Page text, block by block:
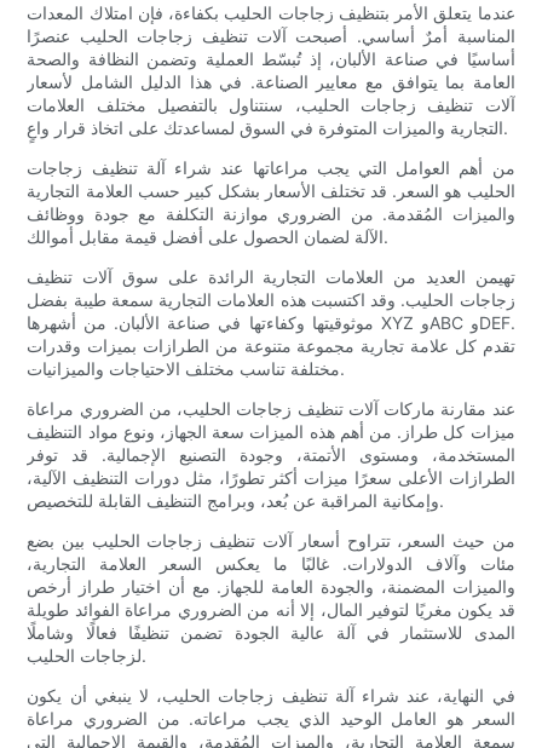
عندما يتعلق الأمر بتنظيف زجاجات الحليب بكفاءة، فإن امتلاك المعدات
المناسبة أمرٌ أساسي. أصبحت آلات تنظيف زجاجات الحليب عنصرًا
أساسيًا في صناعة الألبان، إذ تُبسّط العملية وتضمن النظافة والصحة
العامة بما يتوافق مع معايير الصناعة. في هذا الدليل الشامل لأسعار
آلات تنظيف زجاجات الحليب، سنتناول بالتفصيل مختلف العلامات
التجارية والميزات المتوفرة في السوق لمساعدتك على اتخاذ قرار واعٍ.
من أهم العوامل التي يجب مراعاتها عند شراء آلة تنظيف زجاجات
الحليب هو السعر. قد تختلف الأسعار بشكل كبير حسب العلامة التجارية
والميزات المُقدمة. من الضروري موازنة التكلفة مع جودة ووظائف
الآلة لضمان الحصول على أفضل قيمة مقابل أموالك.
تهيمن العديد من العلامات التجارية الرائدة على سوق آلات تنظيف
زجاجات الحليب. وقد اكتسبت هذه العلامات التجارية سمعة طيبة بفضل
موثوقيتها وكفاءتها في صناعة الألبان. من أشهرها XYZ وABC وDEF.
تقدم كل علامة تجارية مجموعة متنوعة من الطرازات بميزات وقدرات
مختلفة تناسب مختلف الاحتياجات والميزانيات.
عند مقارنة ماركات آلات تنظيف زجاجات الحليب، من الضروري مراعاة
ميزات كل طراز. من أهم هذه الميزات سعة الجهاز، ونوع مواد التنظيف
المستخدمة، ومستوى الأتمتة، وجودة التصنيع الإجمالية. قد توفر
الطرازات الأعلى سعرًا ميزات أكثر تطورًا، مثل دورات التنظيف الآلية،
وإمكانية المراقبة عن بُعد، وبرامج التنظيف القابلة للتخصيص.
من حيث السعر، تتراوح أسعار آلات تنظيف زجاجات الحليب بين بضع
مئات وآلاف الدولارات. غالبًا ما يعكس السعر العلامة التجارية،
والميزات المضمنة، والجودة العامة للجهاز. مع أن اختيار طراز أرخص
قد يكون مغريًا لتوفير المال، إلا أنه من الضروري مراعاة الفوائد طويلة
المدى للاستثمار في آلة عالية الجودة تضمن تنظيفًا فعالًا وشاملًا
لزجاجات الحليب.
في النهاية، عند شراء آلة تنظيف زجاجات الحليب، لا ينبغي أن يكون
السعر هو العامل الوحيد الذي يجب مراعاته. من الضروري مراعاة
سمعة العلامة التجارية، والميزات المُقدمة، والقيمة الإجمالية التي